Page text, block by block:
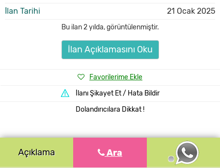
İlan Tarihi
21 Ocak 2025
Bu ilan2 yılda,görüntülenmiştir.
İlan Açıklamasını Oku
Favorilerime Ekle
İlanı Şikayet Et / Hata Bildir
Dolandırıcılara Dikkat !
Açıklama Ara